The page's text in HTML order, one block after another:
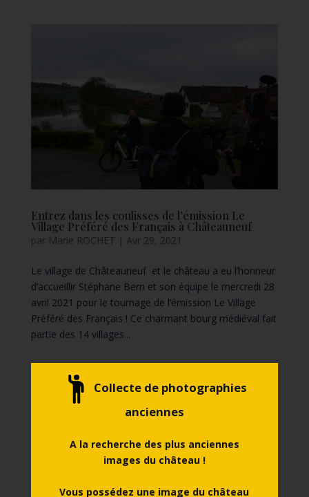
Collecte de photographies
anciennes
A la recherche des plus anciennes
images du château !
Vous possédez une image du château
Entrez dans les coulisses de l’émission Le
Village Préféré des Français à Châteauneuf
par Marie ROCHET | Avr 29, 2021
Le village de Châteauneuf et le château a eu l’honneur
d’accueillir Stéphane Bern et son équipe le mercredi 28
avril 2021 pour le tournage de l’émission Le Village
Préféré des Français ! Ce charmant bourg médiéval fait
partie des 14 villages...